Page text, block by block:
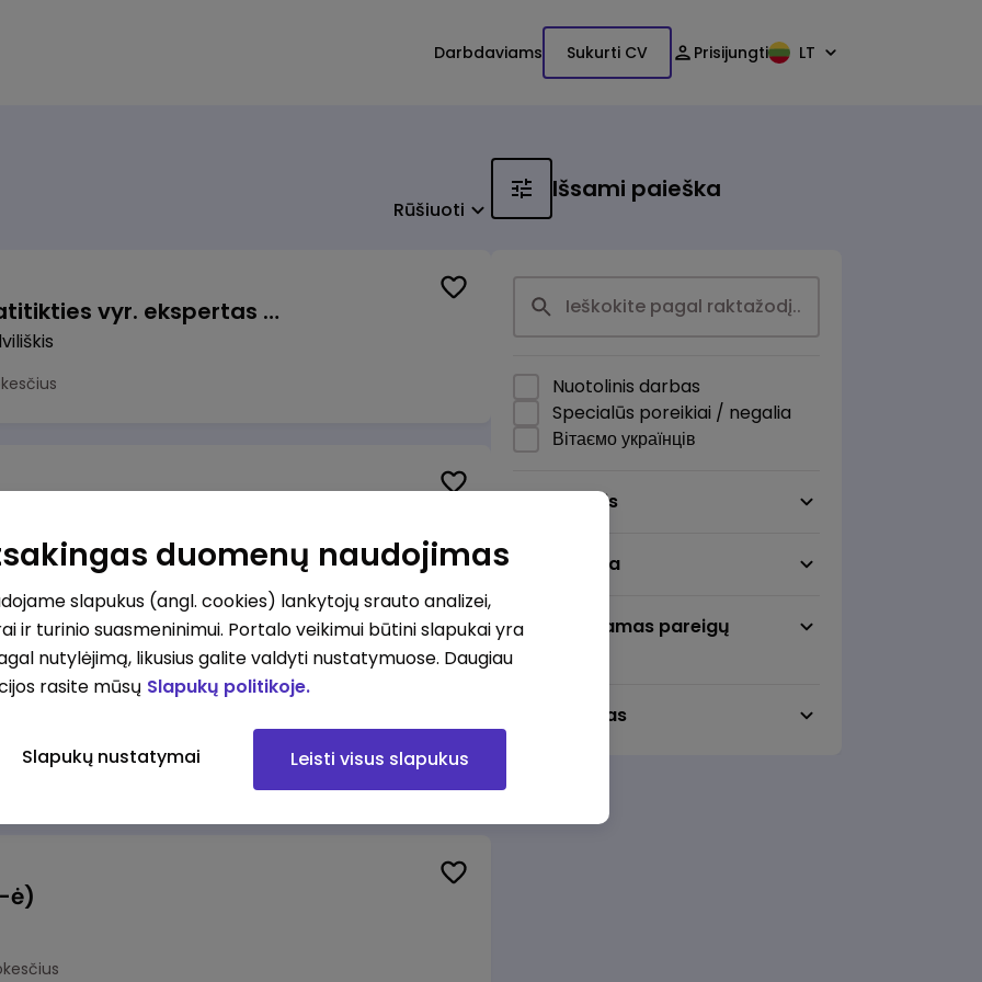
Darbdaviams Sukurti CV Prisijungti LT
Rūšiuoti
Veiklos užtikrinimo ir atitikties vyr. ekspertas (-ė) (Radviliškis) (Radviliškis, LT)
Veiklos užtikrinimo ir atitikties vyr. ekspertas (-ė) (Klaipėda) (Klaipėda, LT)
ė)
Išsami paieška
Nuotolinis darbas
Specialūs poreikiai / negalia
Вітаємо українців
Darbo sritis
Darbo vieta
Pageidaujamas pareigų
Darbo laikas
duomenų naudojimas
slapukus (angl. cookies) lankytojų srauto analizei,
ir turinio suasmeninimui. Portalo veikimui būtini slapukai yra
nutylėjimą, likusius galite valdyti nustatymuose. Daugiau
rasite mūsų Slapukų politikoje.
Slapukų nustatymai Leisti visus slapukus